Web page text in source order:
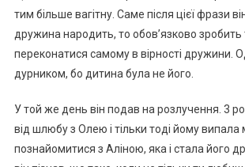
тим більше вагітну. Саме після цієї фрази
дружина народить, то обов’язково
переконатися самому в вірності дружини.
дурником, бо дитина була не його.
У той же день він подав на розлучення. 3
від шлюбу з Олею і тільки тоді йому випала
познайомитися з Аліною, яка і стала його